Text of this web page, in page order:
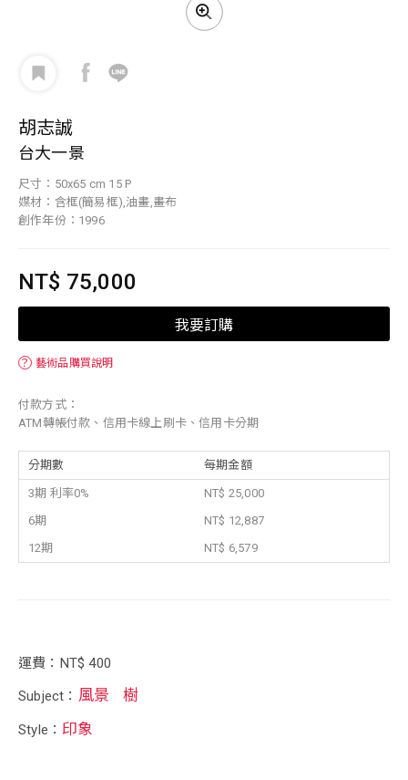
胡志誠
台大一景
尺寸：50x65 cm 15 P
媒材：含框(簡易框),油畫,畫布
創作年份：1996
NT$ 75,000
我要訂購
？ 藝術品購買說明
付款方式：
ATM轉帳付款、信用卡線上刷卡、信用卡分期
分期數 每期金額
3期 利率0%
NT$ 25,000
6期
NT$ 12,887
12期
NT$ 6,579
運費：NT$ 400
Subject： 風景 樹
Style： 印象